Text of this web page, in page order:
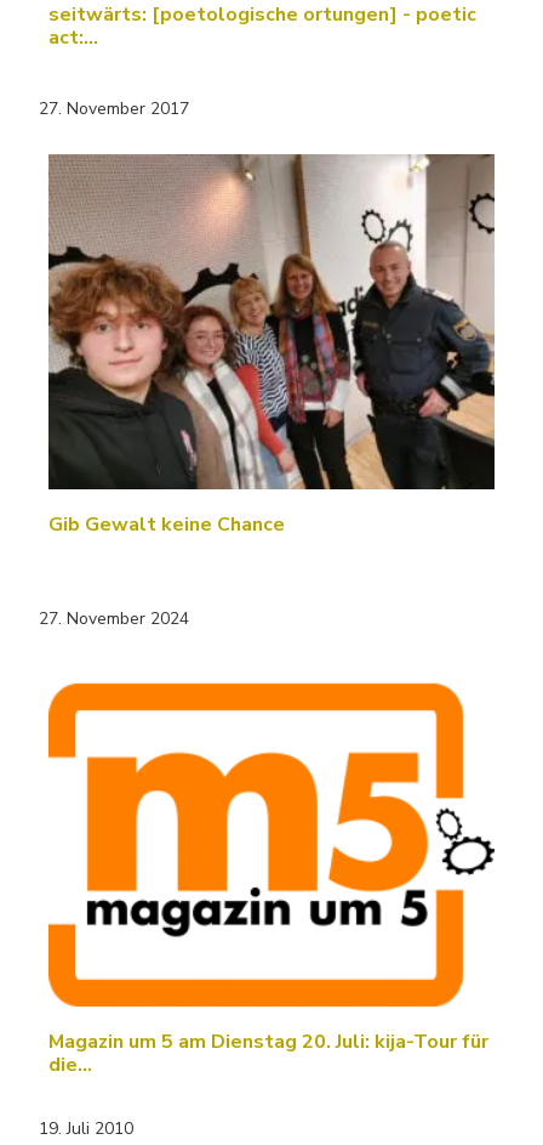
seitwärts: [poetologische ortungen] - poetic
act:…
27. November 2017
Gib Gewalt keine Chance
27. November 2024
Magazin um 5 am Dienstag 20. Juli: kija-Tour für
die…
19. Juli 2010